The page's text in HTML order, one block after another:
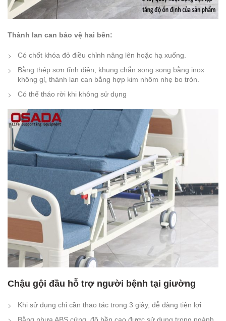
Thành lan can bảo vệ hai bên:
Có chốt khóa đỏ điều chỉnh nâng lên hoặc hạ xuống.
Bằng thép sơn tĩnh điện, khung chắn song song bằng inox
không gỉ, thành lan can bằng hợp kim nhôm nhẹ bo tròn.
Có thể tháo rời khi không sử dụng
Chậu gội đầu hỗ trợ người bệnh tại giường
Khi sử dụng chỉ cần thao tác trong 3 giây, dễ dàng tiện lợi